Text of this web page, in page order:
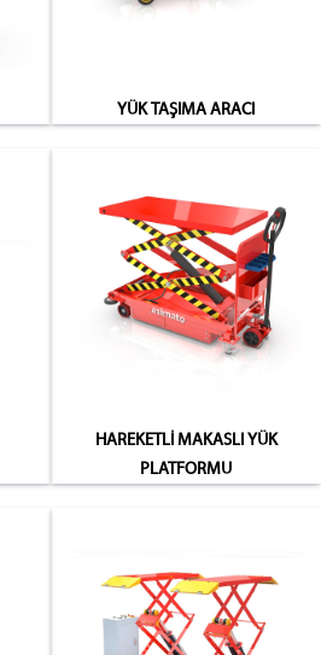
YÜK TAŞIMA ARACI
HAREKETLİ MAKASLI YÜK
PLATFORMU